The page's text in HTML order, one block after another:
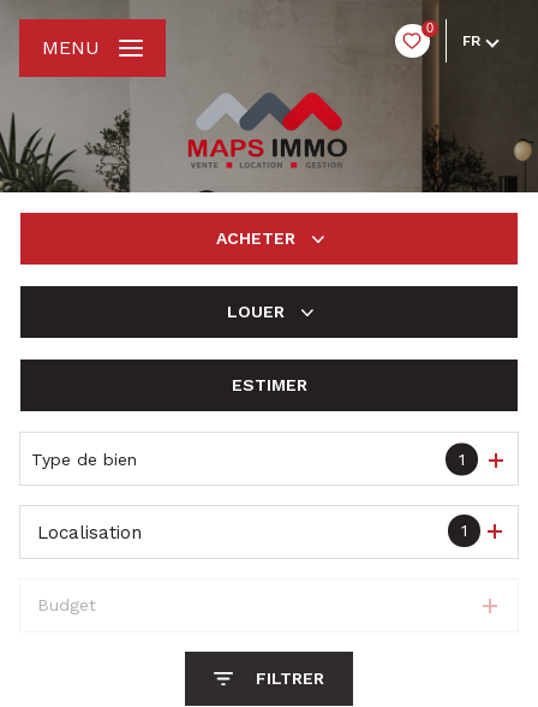
0
FR
MENU
ACHETER
LOUER
De l'immo pro
ESTIMER
Type de bien 1
1
Localisation
Budget
FILTRER